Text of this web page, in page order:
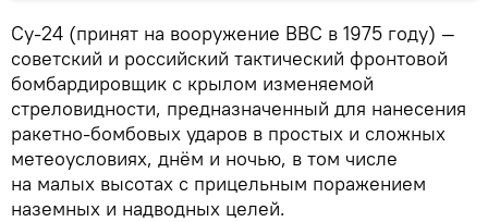
Су-24 (принят на вооружение ВВС в 1975 году) —
советский и российский тактический фронтовой
бомбардировщик с крылом изменяемой
стреловидности, предназначенный для нанесения
ракетно-бомбовых ударов в простых и сложных
метеоусловиях, днём и ночью, в том числе
на малых высотах с прицельным поражением
наземных и надводных целей.